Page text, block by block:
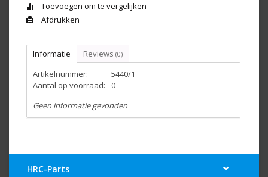
Toevoegen om te vergelijken
Afdrukken
Informatie Reviews (0)
Artikelnummer:
5440/1
Aantal op voorraad:
0
Geen informatie gevonden
HRC-Parts